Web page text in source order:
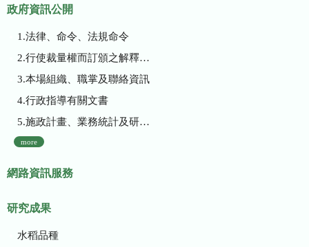
政府資訊公開
1.法律、命令、法規命令
2.行使裁量權而訂頒之解釋性規定及裁量基準
3.本場組織、職掌及聯絡資訊
4.行政指導有關文書
5.施政計畫、業務統計及研究報告
more
網路資訊服務
研究成果
水稻品種